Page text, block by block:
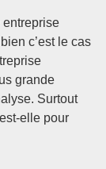
entreprise
c’est le cas
grande
Surtout
elle pour